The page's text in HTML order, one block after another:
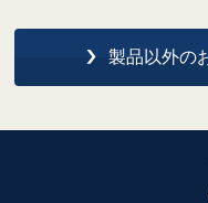
製品以外の